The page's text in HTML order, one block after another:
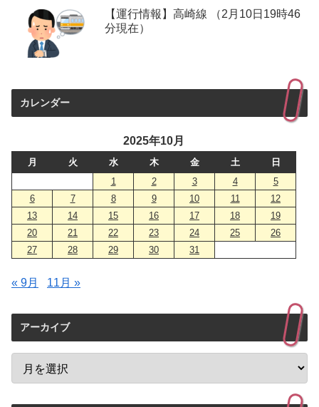
【運行情報】高崎線 （2月10日19時46
分現在）
カレンダー
2025年10月
月 火 水 木 金 土
日
1
2 3 4
5
6
7 8 9 10 11
12
13
14 15 16 17 18
19
20
21 22 23 24 25
26
27
28 29 30 31
« 9月 11月 »
アーカイブ